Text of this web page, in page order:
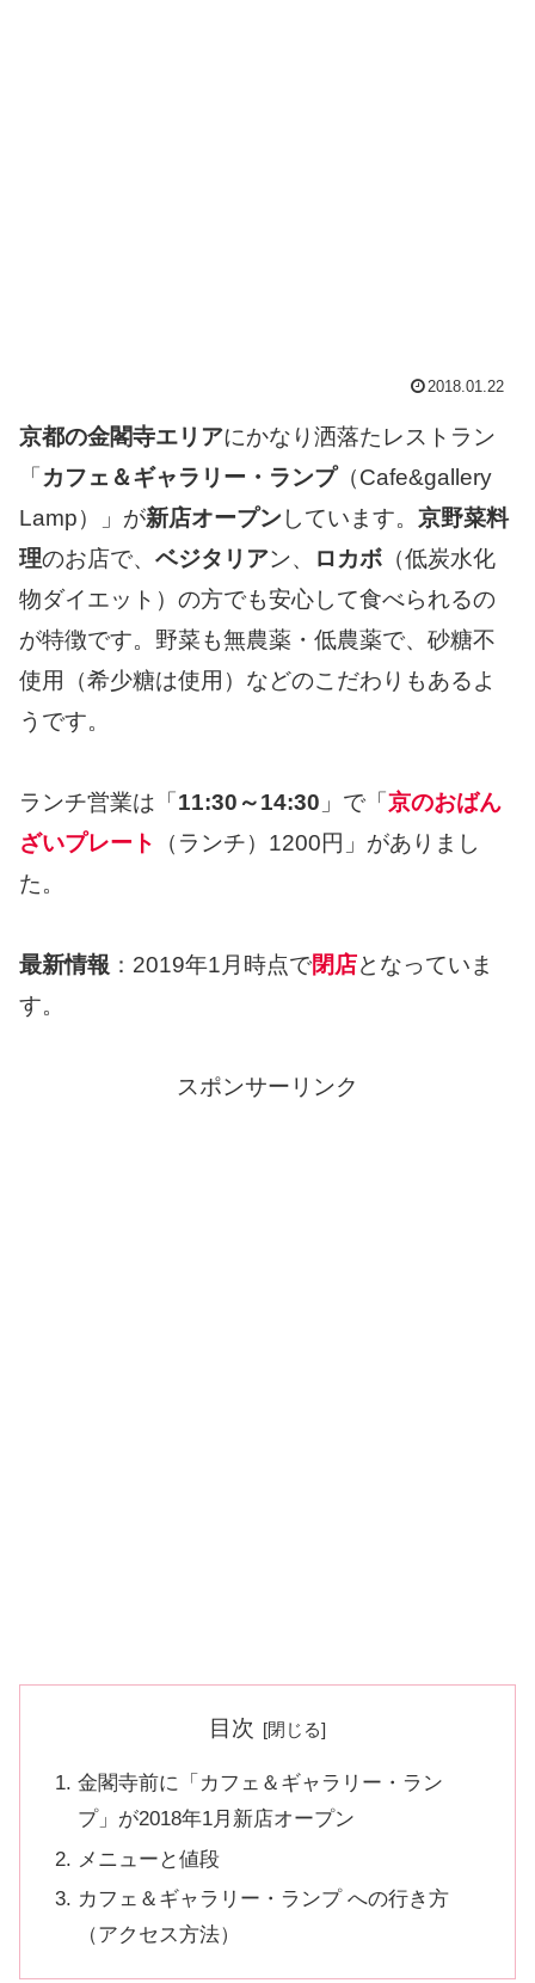
2018.01.22
京都の金閣寺エリアにかなり洒落たレストラン
「 カフェ＆ギャラリー・ランプ（Cafe&gallery
Lamp）」が新店オープン しています。 京野菜料
理のお店で、 ベジタリアン、 ロカボ （低炭水化
物ダイエット）の方でも安心して食べられるの
が特徴です。野菜も無農薬・低農薬で、砂糖不
使用（希少糖は使用）などのこだわりもあるよ
うです。
ランチ営業は「 11:30～14:30 」で「 京のおばん
ざいプレート
（ランチ）1200円」がありまし
た。
最新情報 ：2019年1月時点で閉店となっていま
す。
スポンサーリンク
目次
金閣寺前に「カフェ＆ギャラリー・ラン
プ」が2018年1月新店オープン
メニューと値段
カフェ＆ギャラリー・ランプ への行き方
（アクセス方法）